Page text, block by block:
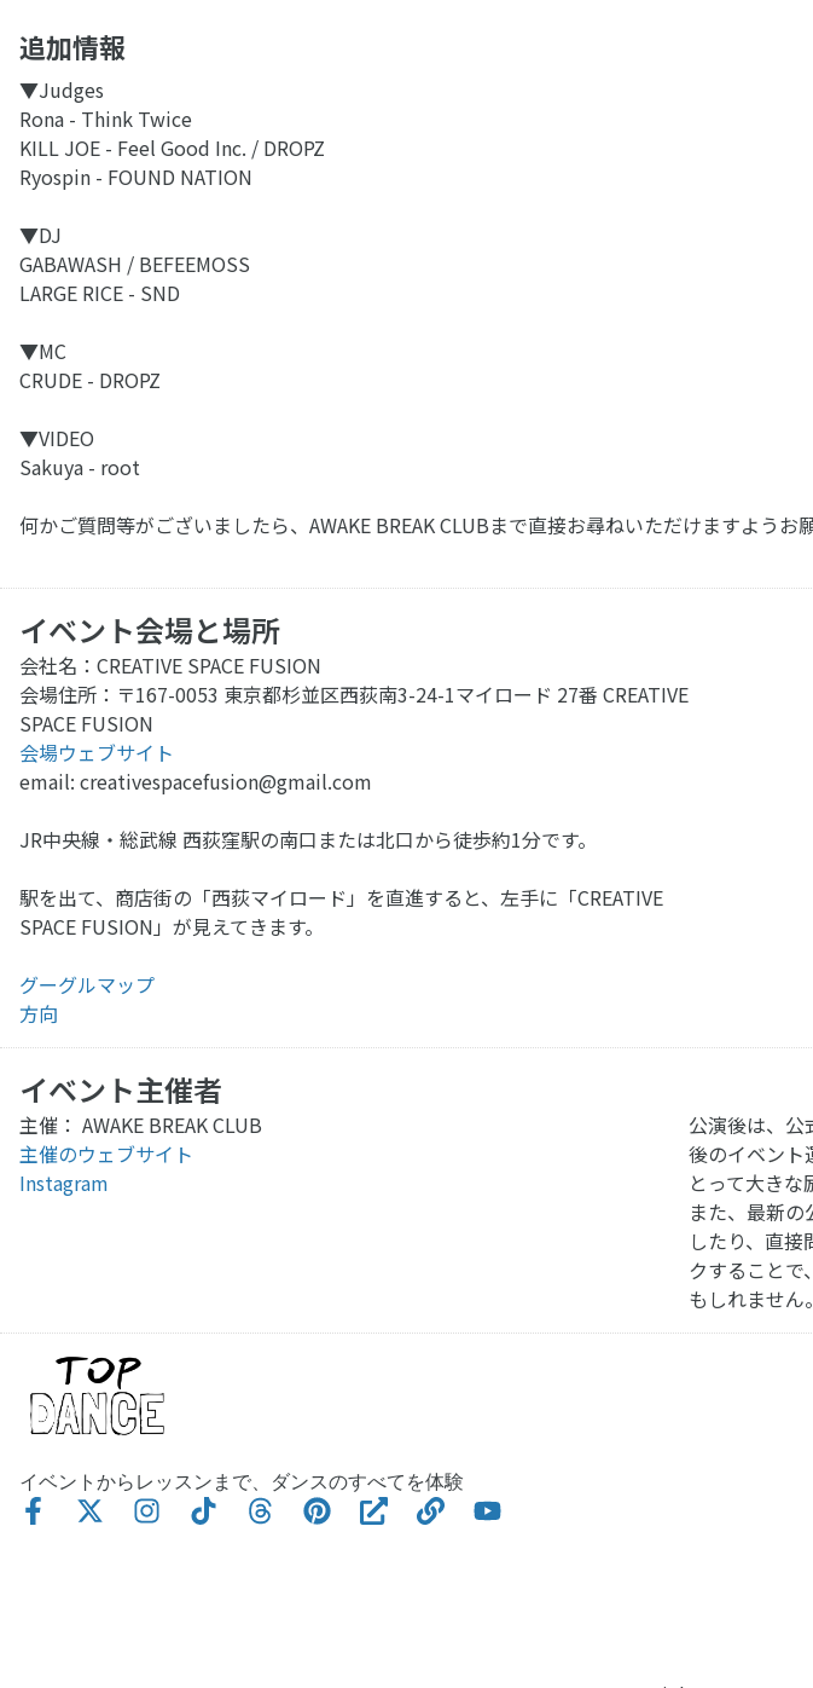
追加情報
▼Judges
Rona - Think Twice
KILL JOE - Feel Good Inc. / DROPZ
Ryospin - FOUND NATION
▼DJ
GABAWASH / BEFEEMOSS
LARGE RICE - SND
▼MC
CRUDE - DROPZ
▼VIDEO
Sakuya - root
何かご質問等がございましたら、AWAKE BREAK CLUBまで直接お尋ねいただけますようお
イベント会場と場所
会社名：CREATIVE SPACE FUSION
会場住所：〒167-0053 東京都杉並区西荻南3-24-1マイロード 27番 CREATIVE
SPACE FUSION
会場ウェブサイト
email: creativespacefusion@gmail.com
JR中央線・総武線 西荻窪駅の南口または北口から徒歩約1分です。
駅を出て、商店街の「西荻マイロード」を直進すると、左手に「CREATIVE
SPACE FUSION」が見えてきます。
グーグルマップ
方向
イベント主催者
主催： AWAKE BREAK CLUB
主催のウェブサイト
Instagram
公演後は、公
後のイベント
とって大きな
また、最新
したり、直
クすること
もしれません。
イベントからレッスンまで、ダンスのすべてを体験